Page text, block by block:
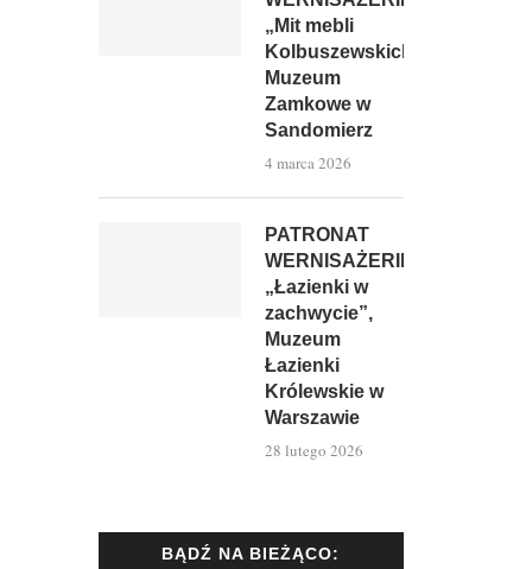
„Mit mebli
Kolbuszewskich”,
Muzeum
Zamkowe w
Sandomierz
4 marca 2026
PATRONAT
WERNISAŻERII:
„Łazienki w
zachwycie”,
Muzeum
Łazienki
Królewskie w
Warszawie
28 lutego 2026
BĄDŹ NA BIEŻĄCO: